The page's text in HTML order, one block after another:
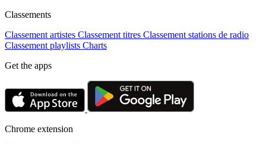
Classements
Classement artistes Classement titres Classement stations de radio
Classement playlists Charts
Get the apps
Chrome extension